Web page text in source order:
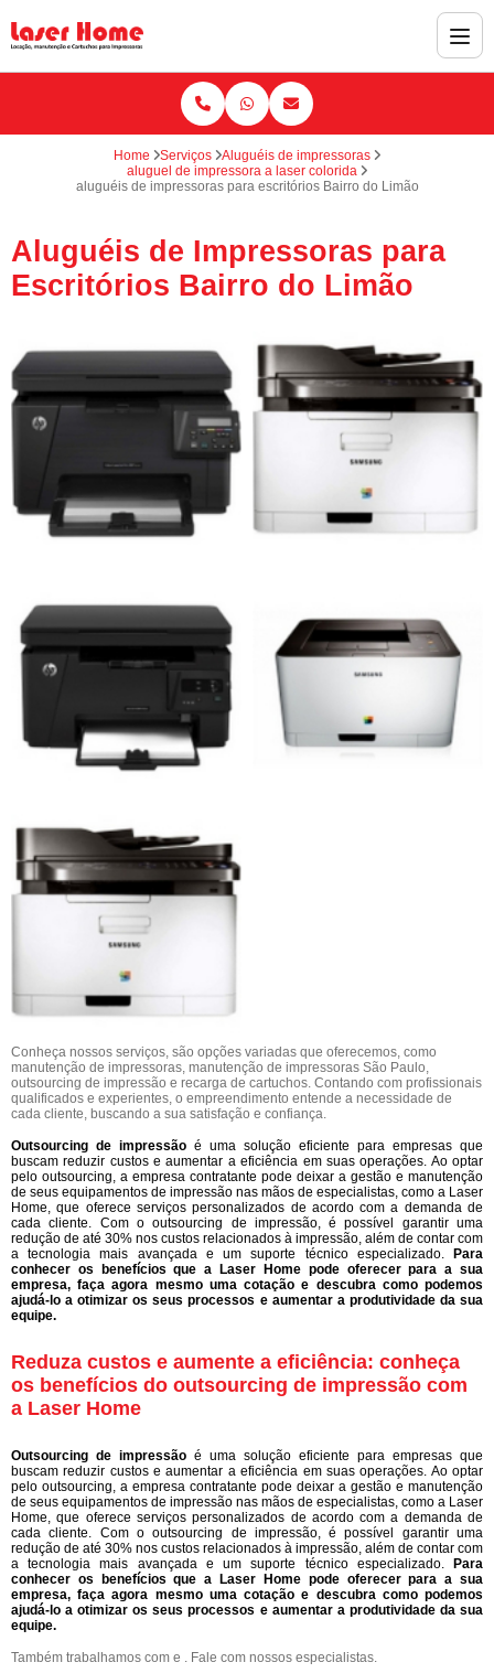
Home Serviços
Aluguéis de impressoras
aluguel de impressora a laser colorida
aluguéis de impressoras para escritórios Bairro do Limão
Aluguéis de Impressoras para
Escritórios Bairro do Limão
Conheça nossos serviços, são opções variadas que oferecemos, como
manutenção de impressoras, manutenção de impressoras São Paulo,
outsourcing de impressão e recarga de cartuchos. Contando com profissionais
qualificados e experientes, o empreendimento entende a necessidade de
cada cliente, buscando a sua satisfação e confiança.
Outsourcing de impressão é uma solução eficiente para empresas que
buscam reduzir custos e aumentar a eficiência em suas operações. Ao optar
pelo outsourcing, a empresa contratante pode deixar a gestão e manutenção
de seus equipamentos de impressão nas mãos de especialistas, como a Laser
Home, que oferece serviços personalizados de acordo com a demanda de
cada cliente. Com o outsourcing de impressão, é possível garantir uma
redução de até 30% nos custos relacionados à impressão, além de contar com
a tecnologia mais avançada e um suporte técnico especializado. Para
conhecer os benefícios que a Laser Home pode oferecer para a sua
empresa, faça agora mesmo uma cotação e descubra como podemos
ajudá-lo a otimizar os seus processos e aumentar a produtividade da sua
equipe.
Reduza custos e aumente a eficiência: conheça
os benefícios do outsourcing de impressão com
a Laser Home
Outsourcing de impressão é uma solução eficiente para empresas que
buscam reduzir custos e aumentar a eficiência em suas operações. Ao optar
pelo outsourcing, a empresa contratante pode deixar a gestão e manutenção
de seus equipamentos de impressão nas mãos de especialistas, como a Laser
Home, que oferece serviços personalizados de acordo com a demanda de
cada cliente. Com o outsourcing de impressão, é possível garantir uma
redução de até 30% nos custos relacionados à impressão, além de contar com
a tecnologia mais avançada e um suporte técnico especializado. Para
conhecer os benefícios que a Laser Home pode oferecer para a sua
empresa, faça agora mesmo uma cotação e descubra como podemos
ajudá-lo a otimizar os seus processos e aumentar a produtividade da sua
equipe.
Também trabalhamos com e . Fale com nossos especialistas.